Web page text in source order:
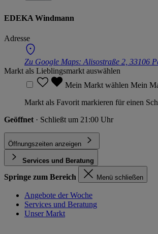
EDEKA Windmann
Adresse
Zu Google Maps: Alisostraße 2, 33106
Markt als Lieblingsmarkt auswählen
Mein Markt wählen Mein
Markt als Favorit markieren für einen
Geöffnet · Schließt um 21:00 Uhr
Öffnungszeiten anzeigen
Services und Beratung
Springe zum Bereich Menü schließen
Angebote der Woche
Services und Beratung
Unser Markt